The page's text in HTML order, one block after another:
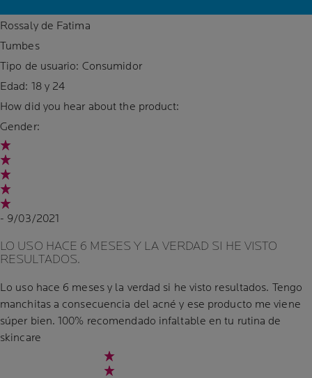
Rossaly de Fatima
Tumbes
Tipo de usuario: Consumidor
Edad: 18 y 24
How did you hear about the product:
Gender:
- 9/03/2021
LO USO HACE 6 MESES Y LA VERDAD SI HE VISTO
RESULTADOS.
Lo uso hace 6 meses y la verdad si he visto resultados. Tengo
manchitas a consecuencia del acné y ese producto me viene
súper bien. 100% recomendado infaltable en tu rutina de
skincare